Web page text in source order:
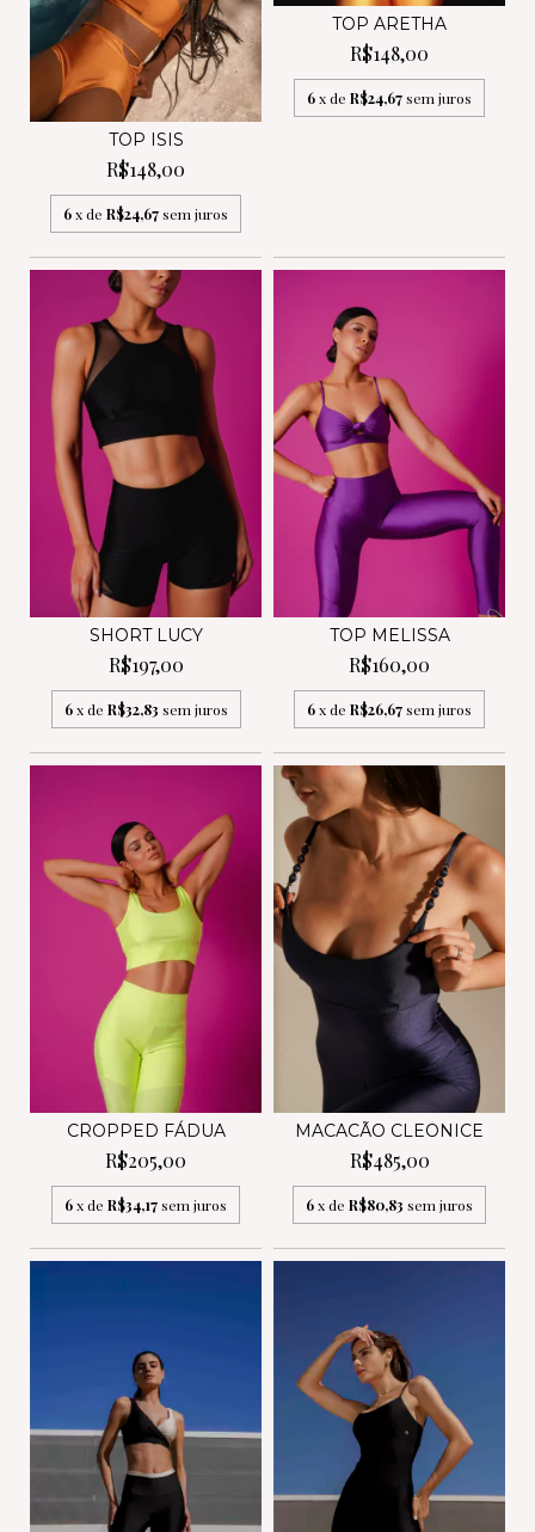
TOP ISIS
R$148,00
6x de R$24,67sem juros
TOP ARETHA
R$148,00
6x de R$24,67sem juros
SHORT LUCY
R$197,00
6 x de R$32,83 sem juros
TOP MELISSA
R$160,00
6x de R$26,67sem juros
CROPPED FÁDUA
R$205,00
6x de R$34,17sem juros
MACACÃO CLEONICE
R$485,00
6x de R$80,83 sem juros